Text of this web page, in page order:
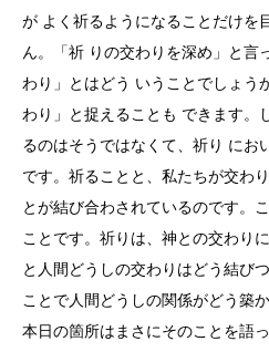
が よく祈るようになることだけを
ん。「祈 りの交わりを深め」と言
わり」とはどう いうことでしょう
わり」と捉えることも できます。
るのはそうではなくて、祈り にお
です。祈ることと、私たちが交わ
とが結び合わされているのです。
ことです。祈りは、神との交わり
と人間どうしの交わりはどう結び
ことで人間どうしの関係がどう築
本日の箇所はまさにそのことを語